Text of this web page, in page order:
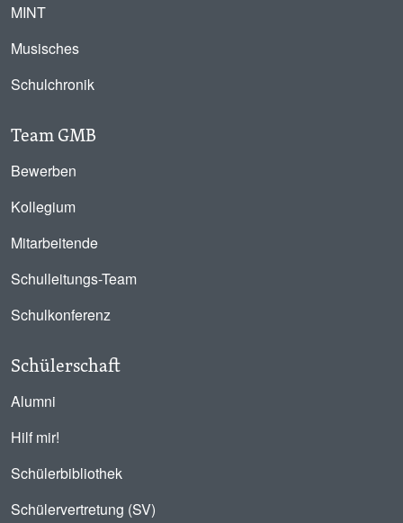
MINT
Musisches
Schulchronik
Team GMB
Bewerben
Kollegium
Mitarbeitende
Schulleitungs-Team
Schulkonferenz
Schülerschaft
Alumni
Hilf mir!
Schülerbibliothek
Schülervertretung (SV)